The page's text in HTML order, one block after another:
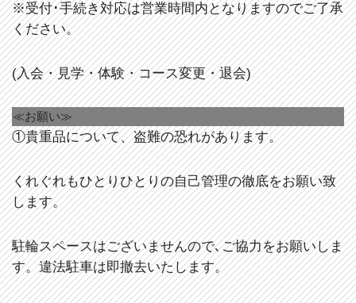
※受付･手続き対応は営業時間内となりますのでご了承
ください。
(入会・見学・体験・コース変更・退会)
≪お願い≫
①貴重品について、盗難の恐れがあります。
くれぐれもひとりひとりの自己管理の徹底をお願い致
します。
駐輪スペースはございませんので､ご協力をお願いしま
す。違法駐車は即撤去いたします。